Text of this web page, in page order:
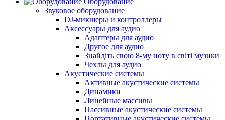
Оборудование
Звуковое оборудование
DJ-микшеры и контроллеры
Аксессуары для аудио
Адаптеры для аудио
Другое для аудио
Знайдіть свою 8-му ноту в світі музики
Чехлы для аудио
Акустические системы
Активные акустические системы
Динамики
Линейные массивы
Пассивные акустические системы